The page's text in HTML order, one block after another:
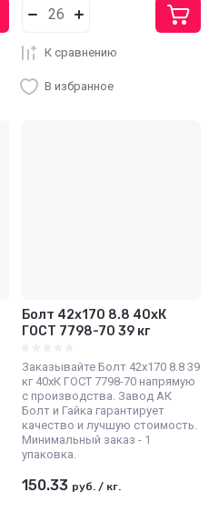
К сравнению
В избранное
Болт 42х170 8.8 40хК
ГОСТ 7798-70 39 кг
Заказывайте Болт 42х170 8.8 39
кг 40хК ГОСТ 7798-70 напрямую
с производства. Завод АК
Болт и Гайка гарантирует
качество и лучшую стоимость.
Минимальный заказ - 1
упаковка.
150.33 руб. / кг.